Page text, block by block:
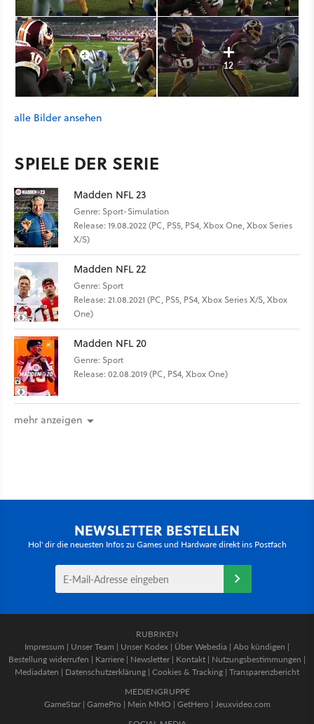
12
alle Bilder ansehen
SPIELE DER SERIE
Madden NFL 23
Genre: Sport-Simulation
Release: 19.08.2022 (PC, PS5, PS4, Xbox One, Xbox Series
X/S)
Madden NFL 22
Genre: Sport
Release: 21.08.2021 (PC, PS5, PS4, Xbox Series X/S, Xbox
One)
Madden NFL 20
Genre: Sport
Release: 02.08.2019 (PC, PS4, Xbox One)
mehr anzeigen
NEWSLETTER BESTELLEN
Hol' dir die neuesten Infos zu Games und Hardware direkt ins Postfach
RUBRIKEN
Impressum | Unser Team | Unser Kodex | Über Webedia | Abo kündigen |
Bestellung widerrufen | Karriere | Newsletter | Kontakt | Nutzungsbestimmungen |
Mediadaten | Datenschutzerklärung | Cookies & Tracking | Transparenzbericht
MEDIENGRUPPE
GameStar| GamePro | Mein MMO | GetHero | Jeuxvideo.com